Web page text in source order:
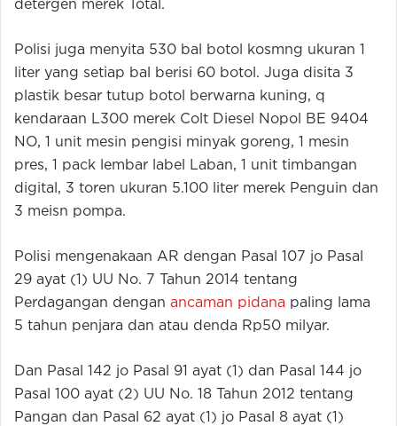
detergen merek Total.
Polisi juga menyita 530 bal botol kosmng ukuran 1
liter yang setiap bal berisi 60 botol. Juga disita 3
plastik besar tutup botol berwarna kuning, q
kendaraan L300 merek Colt Diesel Nopol BE 9404
NO, 1 unit mesin pengisi minyak goreng, 1 mesin
pres, 1 pack lembar label Laban, 1 unit timbangan
digital, 3 toren ukuran 5.100 liter merek Penguin dan
3 meisn pompa.
Polisi mengenakaan AR dengan Pasal 107 jo Pasal
29 ayat (1) UU No. 7 Tahun 2014 tentang
Perdagangan dengan ancaman pidana paling lama
5 tahun penjara dan atau denda Rp50 milyar.
Dan Pasal 142 jo Pasal 91 ayat (1) dan Pasal 144 jo
Pasal 100 ayat (2) UU No. 18 Tahun 2012 tentang
Pangan dan Pasal 62 ayat (1) jo Pasal 8 ayat (1)